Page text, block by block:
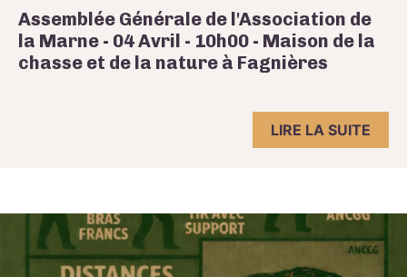
Assemblée Générale de l'Association de
la Marne - 04 Avril - 10h00 - Maison de la
chasse et de la nature à Fagnières
LIRE LA SUITE